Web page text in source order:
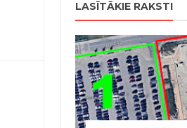
LASĪTĀKIE RAKSTI